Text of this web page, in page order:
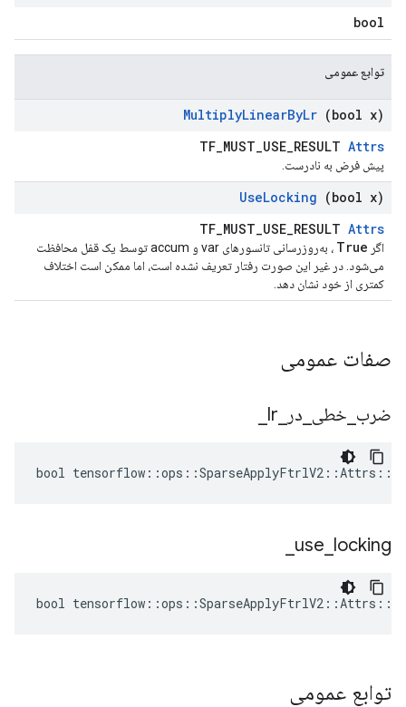
bool
توابع عمومی
MultiplyLinearByLr (bool x)
TF_MUST_USE_RESULT Attrs
پیش فرض به نادرست.
UseLocking (bool x)
TF_MUST_USE_RESULT Attrs
اگر True
، به‌روزرسانی تانسورهای var و accum توسط یک قفل محافظت
می‌شود. در غیر این صورت رفتار تعریف نشده است، اما ممکن است اختلاف
کمتری از خود نشان دهد.
صفات عمومی
ضرب خطی در lr
bool
use locking
bool
توابع عمومی